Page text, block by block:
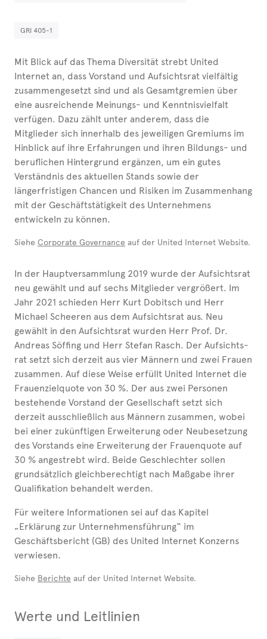
GRI 405-1
Mit Blick auf das Thema Diversität strebt United
Internet an, dass Vorstand und Auf­sichts­rat vielfältig
zusammengesetzt sind und als Gesamtgremien über
eine ausreichende Meinungs- und Kenntnisvielfalt
verfügen. Dazu zählt unter anderem, dass die
Mitglieder sich innerhalb des jeweiligen Gremiums im
Hinblick auf ihre Erfahrungen und ihren Bildungs- und
beruflichen Hintergrund ergänzen, um ein gutes
Verständnis des aktuellen Stands sowie der
längerfristigen Chancen und Risiken im Zusammenhang
mit der Geschäftstätigkeit des Unternehmens
entwickeln zu können.
Siehe Corporate Governance auf der United Internet Website.
In der Hauptversammlung 2019 wurde der Auf­sichts­rat
neu gewählt und auf sechs Mitglieder vergrößert. Im
Jahr 2021 schieden Herr Kurt Dobitsch und Herr
Michael Scheeren aus dem Auf­sichts­rat aus. Neu
gewählt in den Auf­sichts­rat wurden Herr Prof. Dr.
Andreas Söffing und Herr Stefan Rasch. Der Auf­sichts­
rat setzt sich derzeit aus vier Männern und zwei Frauen
zusammen. Auf diese Weise erfüllt United Internet die
Frauenzielquote von 30 %. Der aus zwei Personen
bestehende Vorstand der Gesellschaft setzt sich
derzeit ausschließlich aus Männern zusammen, wobei
bei einer zukünftigen Erweiterung oder Neubesetzung
des Vorstands eine Erweiterung der Frauenquote auf
30 % angestrebt wird. Beide Geschlechter sollen
grundsätzlich gleichberechtigt nach Maßgabe ihrer
Qualifikation behandelt werden.
Für weitere Informationen sei auf das Kapitel
„Erklärung zur Unternehmensführung“ im
Geschäftsbericht (GB) des United Internet Konzerns
verwiesen.
Siehe Berichte auf der United Internet Website.
Werte und Leitlinien